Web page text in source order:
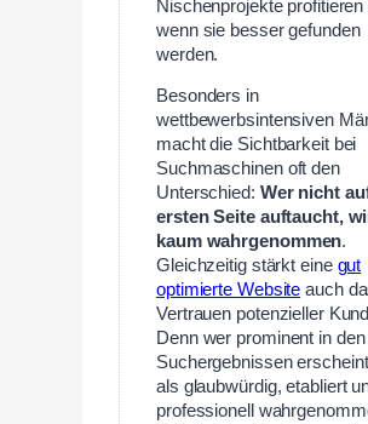
Nischenprojekte profitieren
wenn sie besser gefunden
werden.
Besonders in
wettbewerbsintensiven
macht die Sichtbarkeit bei
Suchmaschinen oft den
Unterschied: Wer nicht
ersten Seite auftaucht,
kaum wahrgenommen.
Gleichzeitig stärkt eine gut
optimierte Website auch
Vertrauen potenzieller
Denn wer prominent in den
Suchergebnissen
als glaubwürdig, etabliert
professionell